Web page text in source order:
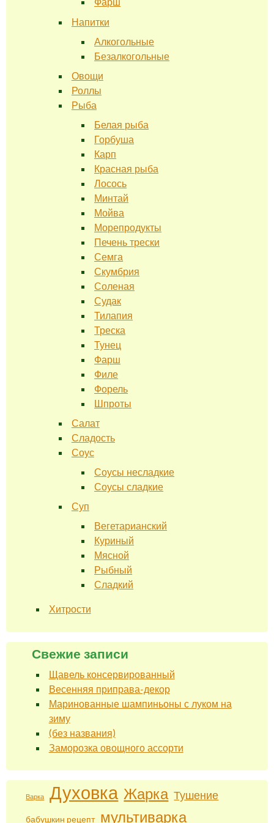
Фарш
Напитки
Алкогольные
Безалкогольные
Овощи
Роллы
Рыба
Белая рыба
Горбуша
Карп
Красная рыба
Лосось
Минтай
Мойва
Морепродукты
Печень трески
Семга
Скумбрия
Соленая
Судак
Тилапия
Треска
Тунец
Фарш
Филе
Форель
Шпроты
Салат
Сладость
Соус
Соусы несладкие
Соусы сладкие
Суп
Вегетарианский
Куриный
Мясной
Рыбный
Сладкий
Хитрости
Свежие записи
Щавель консервированный
Весенняя приправа-декор
Маринованные шампиньоны с луком на
зиму
(без названия)
Заморозка овощного ассорти
Варка Духовка Жарка Тушение
бабушкин рецепт мультиварка